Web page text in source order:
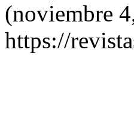
(noviembre
https://